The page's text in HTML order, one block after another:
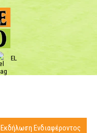
EL
Εκδήλωση Ενδιαφέροντος